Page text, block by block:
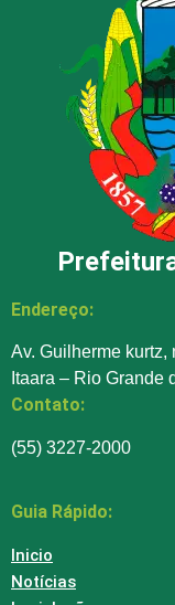
Endereço:
Av. Guilherme kurtz,
Itaara – Rio Grande
Contato:
(55) 3227-2000
Guia Rápido:
Inicio
Notícias